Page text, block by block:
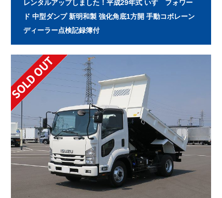
レンタルアップしました！平成29年式 いすゞフォワー
ド 中型ダンプ 新明和製 強化角底1方開 手動コボレーン
ディーラー点検記録簿付